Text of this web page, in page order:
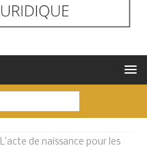
L’acte de naissance pour les